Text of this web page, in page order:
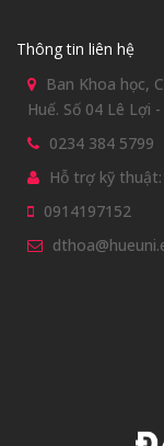
Thông tin liên hệ
Ban Khoa học,
Huế. Số 04 Lê Lợi
0234 384 5799
Hỗ trợ kỹ
0914197152